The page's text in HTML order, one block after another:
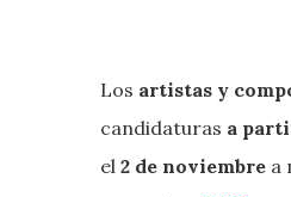
Los artistas y
candidaturas a
el 2 de noviembre a